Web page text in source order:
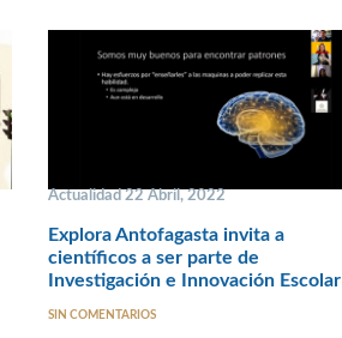
Actualidad 22 Abril, 2022
Explora Antofagasta invita a
científicos a ser parte de
Investigación e Innovación Escolar
SIN COMENTARIOS